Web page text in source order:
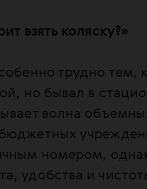
взять коляску?»
трудно тем,
но бывал в
волна
номером,
удобства и